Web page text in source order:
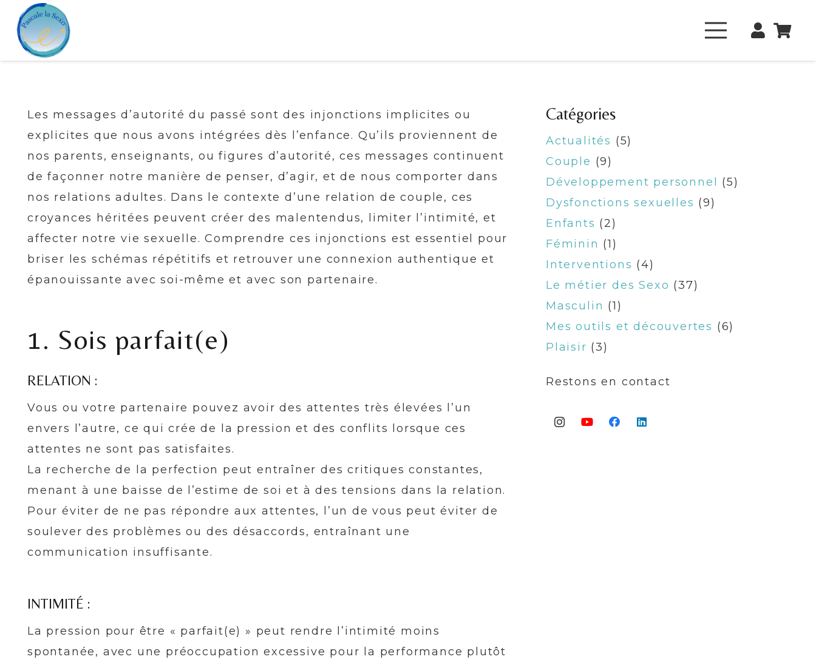
Les messages d’autorité du passé sont des injonctions implicites ou
explicites que nous avons intégrées dès l’enfance. Qu’ils proviennent de
nos parents, enseignants, ou figures d’autorité, ces messages continuent
de façonner notre manière de penser, d’agir, et de nous comporter dans
nos relations adultes. Dans le contexte d’une relation de couple, ces
croyances héritées peuvent créer des malentendus, limiter l’intimité, et
affecter notre vie sexuelle. Comprendre ces injonctions est essentiel pour
briser les schémas répétitifs et retrouver une connexion authentique et
épanouissante avec soi-même et avec son partenaire.
1. Sois parfait(e)
RELATION :
Vous ou votre partenaire pouvez avoir des attentes très élevées l’un
envers l’autre, ce qui crée de la pression et des conflits lorsque ces
attentes ne sont pas satisfaites.
La recherche de la perfection peut entraîner des critiques constantes,
menant à une baisse de l’estime de soi et à des tensions dans la relation.
Pour éviter de ne pas répondre aux attentes, l’un de vous peut éviter de
soulever des problèmes ou des désaccords, entraînant une
communication insuffisante.
INTIMITÉ :
La pression pour être « parfait(e) » peut rendre l’intimité moins
spontanée, avec une préoccupation excessive pour la performance plutôt
Catégories
Actualités (5)
Couple (9)
Développement personnel
(5)
Dysfonctions sexuelles (9)
Enfants (2)
Féminin (1)
Interventions (4)
Le métier des Sexo (37)
Masculin (1)
Mes outils et découvertes (6)
Plaisir (3)
Restons en contact